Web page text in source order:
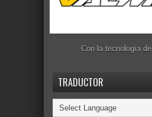
Con la tecnología de
TRADUCTOR